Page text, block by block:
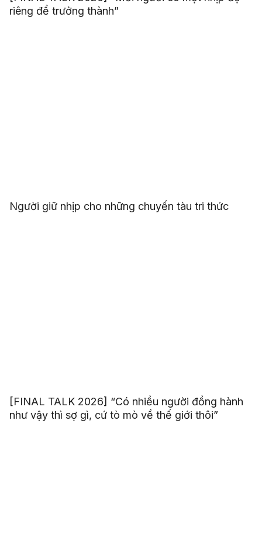
riêng để trưởng thành”
Người giữ nhịp cho những chuyến tàu tri thức
[FINAL TALK 2026] “Có nhiều người đồng hành
như vậy thì sợ gì, cứ tò mò về thế giới thôi”